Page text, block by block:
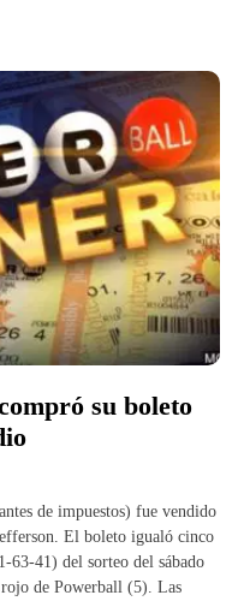
su boleto
de impuestos) fue vendido
El boleto igualó cinco
63-41) del sorteo del sábado
de Powerball (5). Las